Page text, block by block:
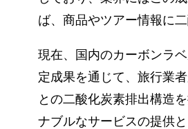
ば、商品やツアー情報に
現在、国内のカーボンラ
定成果を通じて、旅行業
との二酸化炭素排出構造
ナブルなサービスの提供